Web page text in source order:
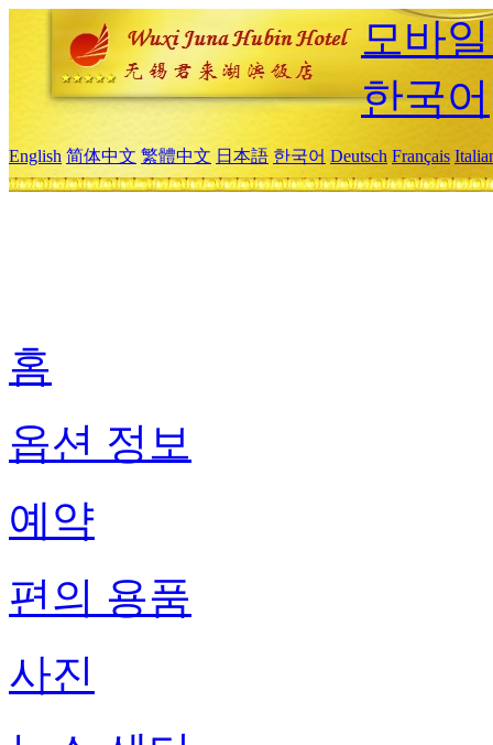
모바
한국어
English 简体中文 繁體中文 日本語 한국어 Deutsch Français
홈
옵션 정보
예약
편의 용품
사진